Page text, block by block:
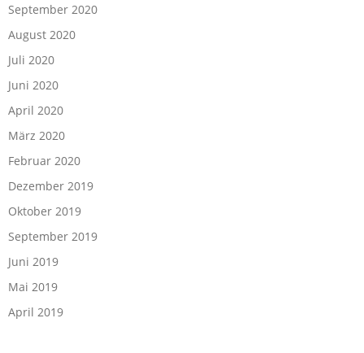
September 2020
August 2020
Juli 2020
Juni 2020
April 2020
März 2020
Februar 2020
Dezember 2019
Oktober 2019
September 2019
Juni 2019
Mai 2019
April 2019